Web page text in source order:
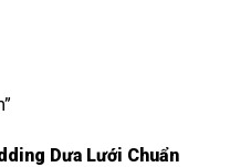
Dưa Lưới Chuẩn